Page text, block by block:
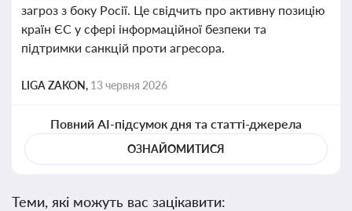
загроз з боку Росії. Це свідчить про активну позицію
країн ЄС у сфері інформаційної безпеки та
підтримки санкцій проти агресора.
LIGA ZAKON, 13 червня 2026
Повний AI-підсумок дня та статті-джерела
ОЗНАЙОМИТИСЯ
Теми, які можуть вас зацікавити: